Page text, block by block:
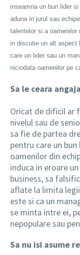
inseamna un bun lider
aduna in jurul sau
talentelor si a
in discutie un alt aspect
care un lider sau un
niciodata oamenilor pe
Sa le ceara
Oricat de dificil ar
nivelul sau de
sa fie de partea
pentru care un
oamenilor din
induca in eroare
business, sa
aflate la limita
este si ca un
se minta intre ei,
nepopulare sau
Sa nu isi asume